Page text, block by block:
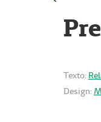
Texto:
Design: